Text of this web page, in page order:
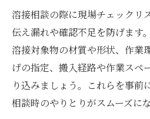
溶接相談の際に現場チェックリ
伝え漏れや確認不足を防げます
溶接対象物の材質や形状、作業
げの指定、搬入経路や作業スペ
り込みましょう。これらを事前
相談時のやりとりがスムーズにな